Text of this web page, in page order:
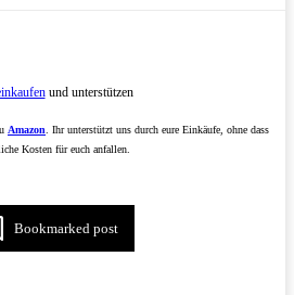
und unterstützen
Amazon. Ihr unterstützt uns durch eure Einkäufe, ohne dass
Kosten für euch anfallen.
Bookmarked post